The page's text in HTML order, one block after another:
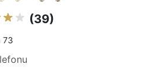
(39)
73